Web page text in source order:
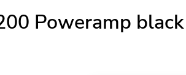
Poweramp black